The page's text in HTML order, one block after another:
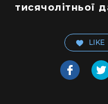
тисячолітньої
LIKE